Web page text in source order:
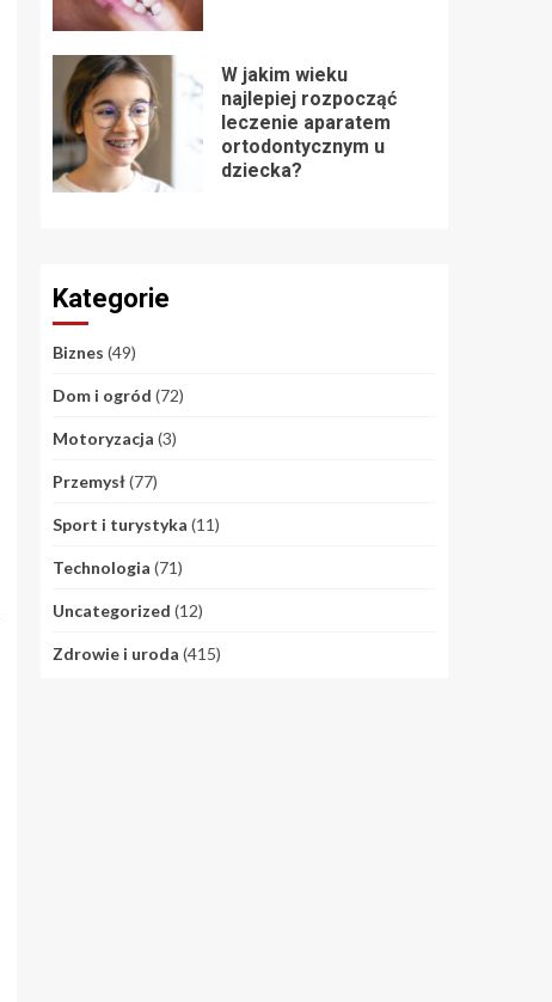
W jakim wieku
najlepiej rozpocząć
leczenie aparatem
ortodontycznym u
dziecka?
Kategorie
Biznes (49)
Dom i ogród (72)
Motoryzacja (3)
Przemysł(77)
Sport i turystyka (11)
Technologia (71)
Uncategorized (12)
Zdrowie i uroda (415)